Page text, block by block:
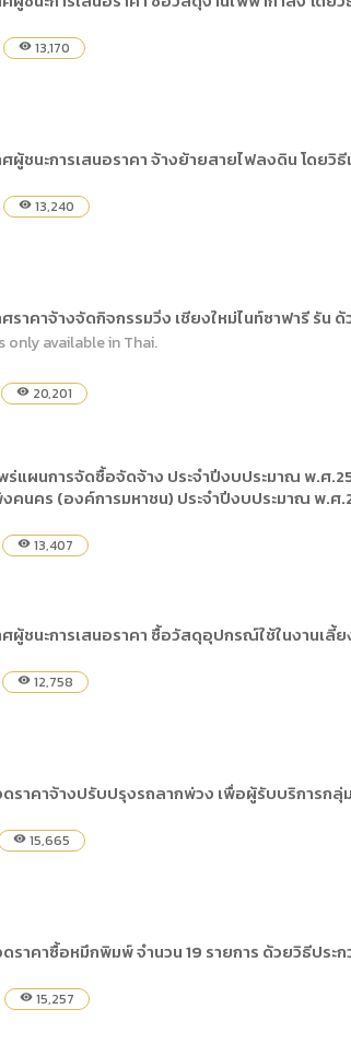
ไทย) การเปิดเผยข้อมูลสาธารณะขององค์กร พ.ศ.
utilization (Open Data)
visibility 13,170
ผู้ชนะการเสนอราคา จ้างย้ายสายไฟลงดิน โดยวิธีเ
visibility 13,240
ศราคาจ้างจัดกิจกรรมวิ่ง เชียงใหม่ไนท์ซาฟารี รั
only available in Thai.
visibility 20,201
ร่แผนการจัดซื้อจัดจ้าง ประจำปีงบประมาณ พ.ศ
นคร (องค์การมหาชน) ประจำปีงบประมาณ พ.ศ
visibility 13,407
ผู้ชนะการเสนอราคา ซื้อวัสดุอุปกรณ์ใช้ในงานเลี้ย
visibility 12,758
ดราคาจ้างปรับปรุงรถลากพ่วง เพื่อผู้รับบริการก
visibility 15,665
ดราคาซื้อหมึกพิมพ์ จำนวน 19 รายการ ด้วยวิธีปร
visibility 15,257